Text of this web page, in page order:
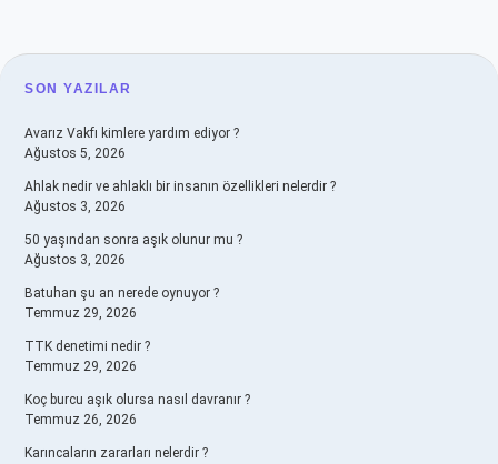
SIDEBAR
SON YAZILAR
Avarız Vakfı kimlere yardım ediyor ?
Ağustos 5, 2026
Ahlak nedir ve ahlaklı bir insanın özellikleri nelerdir ?
Ağustos 3, 2026
50 yaşından sonra aşık olunur mu ?
Ağustos 3, 2026
Batuhan şu an nerede oynuyor ?
Temmuz 29, 2026
TTK denetimi nedir ?
Temmuz 29, 2026
Koç burcu aşık olursa nasıl davranır ?
Temmuz 26, 2026
Karıncaların zararları nelerdir ?